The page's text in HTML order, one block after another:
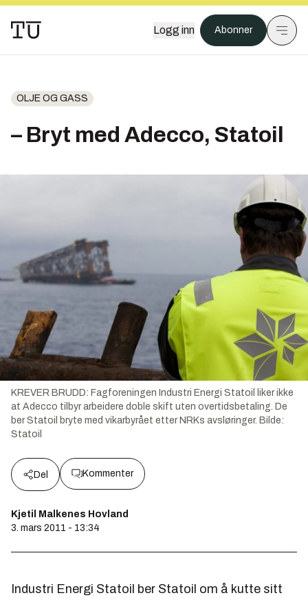
Logg inn Abonner
OLJE OG GASS
– Bryt med Adecco, Statoil
KREVER BRUDD: Fagforeningen Industri Energi Statoil liker ikke
at Adecco tilbyr arbeidere doble skift uten overtidsbetaling. De
ber Statoil bryte med vikarbyrået etter NRKs avsløringer. Bilde:
Statoil
Del Kommenter
Kjetil Malkenes Hovland
3. mars 2011 - 13:34
Industri Energi Statoil ber Statoil om å kutte sitt